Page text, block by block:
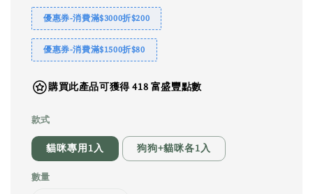
優惠券-消費滿$3000折$200
優惠券-消費滿$1500折$80
購買此產品可獲得 418 富盛豐點數
款式
貓咪專用1入 狗狗+貓咪各1入
數量